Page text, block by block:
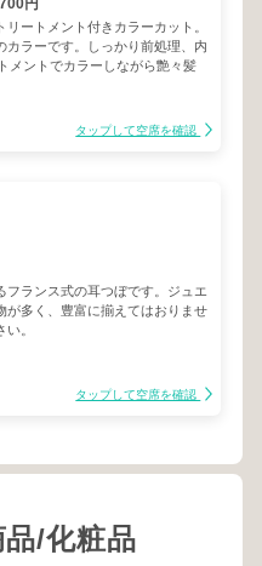
円
ートメント付きカラーカット。
カラーです。しっかり前処理、内
メントでカラーしながら艶々髪
タップして空席を確認
フランス式の耳つぼです。ジュエ
が多く、豊富に揃えてはおりませ
。
タップして空席を確認
/化粧品